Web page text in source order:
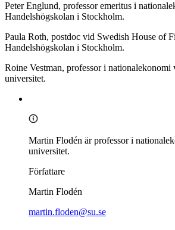
Peter Englund, professor emeritus i
Handelshögskolan i Stockholm.
Paula Roth, postdoc vid Swedish House of
Handelshögskolan i Stockholm.
Roine Vestman, professor i nationalekonomi
universitet.
Martin Flodén är professor i
universitet.
Författare
Martin Flodén
martin.floden@su.se